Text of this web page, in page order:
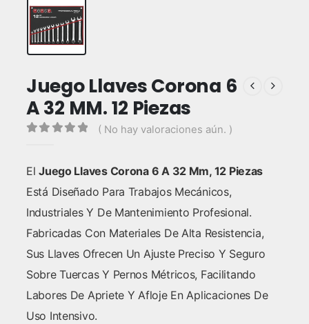
Juego Llaves Corona 6
A 32 MM. 12 Piezas
( No hay valoraciones aún. )
ElJuego Llaves Corona 6 A 32 Mm, 12 Piezas
Está Diseñado Para Trabajos Mecánicos,
Industriales Y De Mantenimiento Profesional.
Fabricadas Con Materiales De Alta Resistencia,
Sus Llaves Ofrecen Un Ajuste Preciso Y Seguro
Sobre Tuercas Y Pernos Métricos, Facilitando
Labores De Apriete Y Afloje En Aplicaciones De
Uso Intensivo.